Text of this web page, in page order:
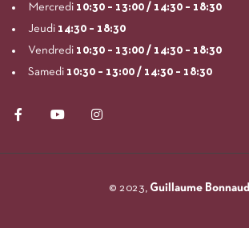
Mercredi 10:30 – 13:00 / 14:30 – 18:30
Jeudi 14:30 – 18:30
Vendredi 10:30 – 13:00 / 14:30 – 18:30
Samedi 10:30 – 13:00 / 14:30 – 18:30
© 2023, Guillaume Bonnaud